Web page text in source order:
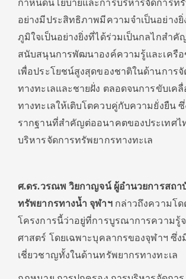
กำหนดนโยบายและการบริหารจัดการท
อย่างมีประสิทธิภาพมีความจำเป็นอย่างยิ่
ภูมิใจเป็นอย่างยิ่งที่ได้ร่วมเป็นกลไกสำคั
สนับสนุนการพัฒนาองค์ความรู้และเครือ
เพื่อประโยชน์สูงสุดของชาติในด้านการ
ทางทะเลและชายฝั่ง ตลอดจนการขับเคลื่
ทางทะเลให้เติบโตควบคู่กับความยั่งยืน ซึ่
รากฐานที่สำคัญต่ออนาคตของประเทศไ
บริหารจัดการทรัพยากรทางทะเล
ศ.ดร.วรณพ วิยกาญจน์ ผู้อำนวยการสถา
ทรัพยากรทางน้ำ จุฬาฯกล่าวถึงความโด
โครงการนี้ว่าอยู่ที่การบูรณาการความรู้
ศาสตร์ โดยเฉพาะบุคลากรของจุฬาฯ ซึ่ง
เชี่ยวชาญทั้งในด้านทรัพยากรทางทะเล